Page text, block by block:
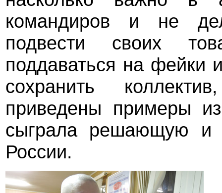
командиров и не
подвести своих
поддаваться на фейки
сохранить
приведены примеры
сыграла решающую и
России.